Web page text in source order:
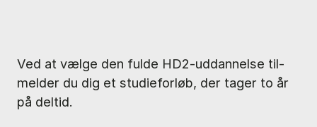
Ved at væl­ge den ful­de HD2-ud­dan­nel­se til­
mel­der du dig et stu­di­e­for­løb, der ta­ger to år
på del­tid.